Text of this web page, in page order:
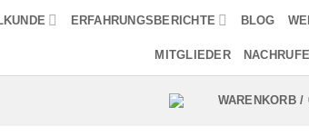
ERFAHRUNGSBERICHTE BLOG
MITGLIEDER
WARENKORB /